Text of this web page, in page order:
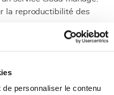
personnaliser le contenu
la reproductibilité des
TLS avec un certificat
par mot de passe
: concevoir une hiérarchie